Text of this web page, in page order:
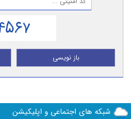
باز نویسی
شبکه های اجتماعی و اپلیکیشن